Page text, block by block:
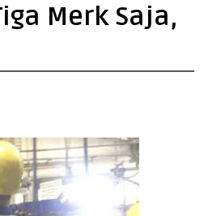
Merk Saja,